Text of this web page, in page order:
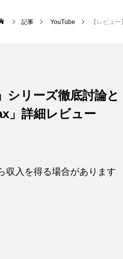
記事 YouTube 【レビュー】「iPhone 12」
シリーズ徹底討論
」詳細レビュー
収入を得る場合があります